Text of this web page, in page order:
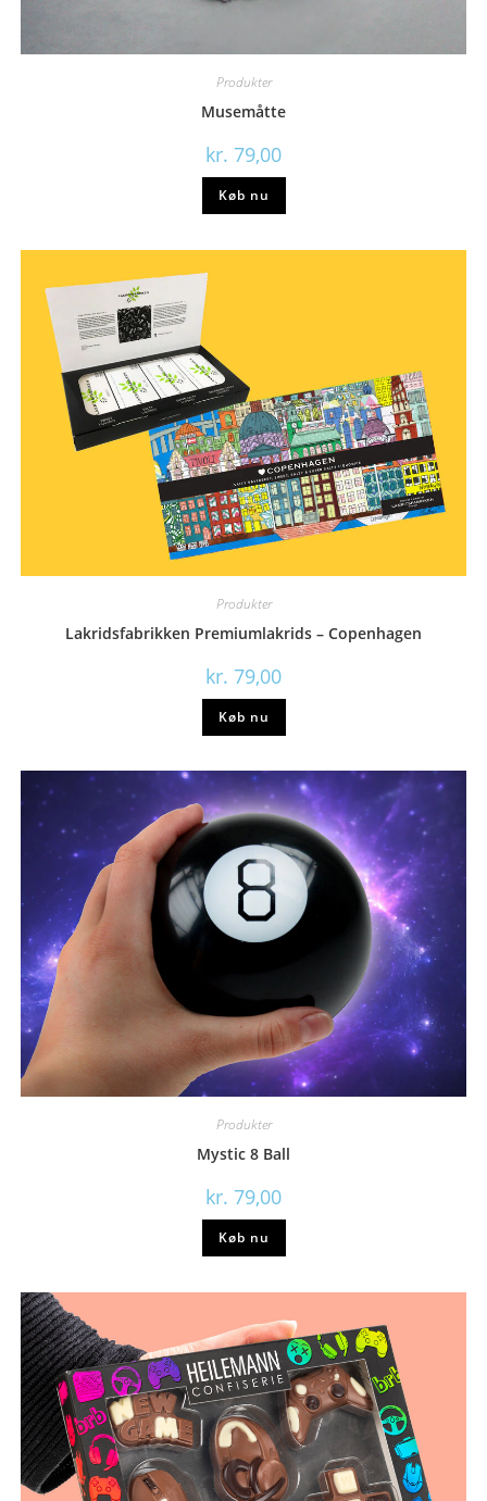
Produkter
Musemåtte
kr. 79,00
Køb nu
Produkter
Lakridsfabrikken Premiumlakrids – Copenhagen
kr. 79,00
Køb nu
Produkter
Mystic 8 Ball
kr. 79,00
Køb nu